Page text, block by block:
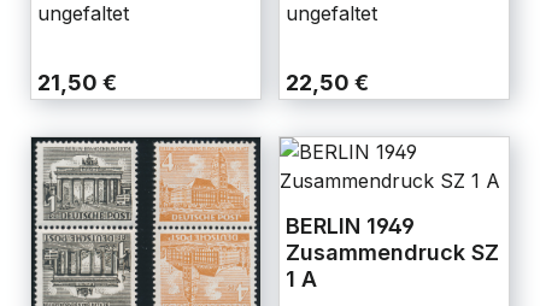
ungefaltet
21,50 €
ungefaltet
22,50 €
BERLIN 1949
Zusammendruck SZ
1 A